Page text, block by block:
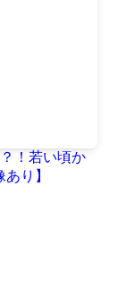
！若い頃か
り】